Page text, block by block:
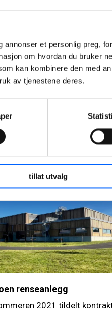
et personlig preg,
om hvordan du bruker
kan kombinere den med
av tjenestene deres.
tillat utvalg
Lumberkrysset,
i samarbeid med
ble avsluttet i 2014.
prosjektet
renseanlegg
2021 tildelt